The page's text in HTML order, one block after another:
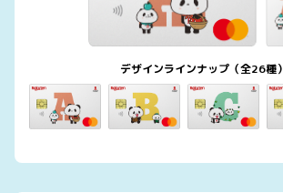
デザインラインナップ（全26種）